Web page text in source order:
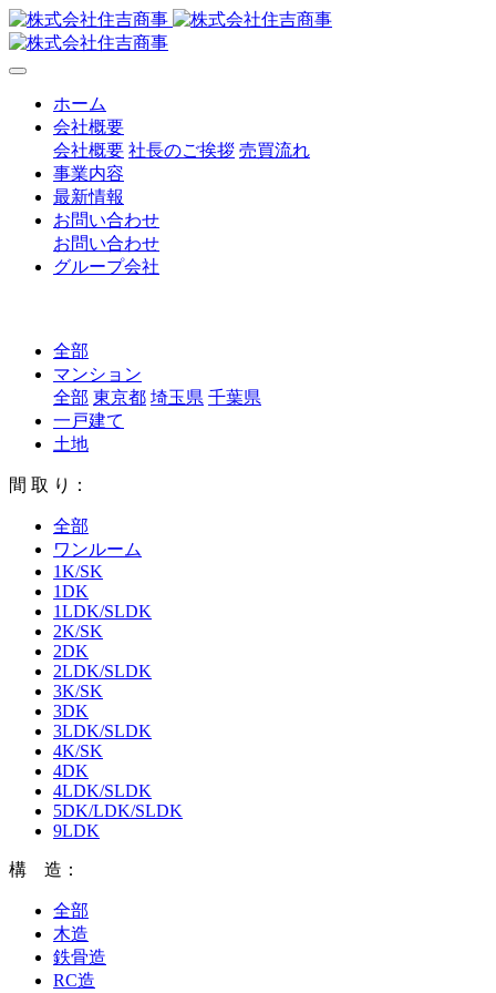
ホーム
会社概要
会社概要 社長のご挨拶 売買流れ
事業内容
最新情報
お問い合わせ
お問い合わせ
グループ会社
全部
マンション
全部 東京都 埼玉県 千葉県
一戸建て
土地
間 取 り：
全部
ワンルーム
1K/SK
1DK
1LDK/SLDK
2K/SK
2DK
2LDK/SLDK
3K/SK
3DK
3LDK/SLDK
4K/SK
4DK
4LDK/SLDK
5DK/LDK/SLDK
9LDK
構 造：
全部
木造
鉄骨造
RC造